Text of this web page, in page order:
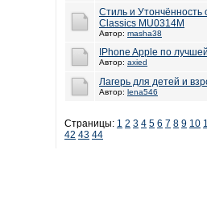
Стиль и
Classics MU0314M
Автор: masha38
IPhone Apple по
Автор: axied
Лагерь для детей и
Автор: lena546
Страницы: 1 2 3 4 5 6 7 8 9 10
42 43 44